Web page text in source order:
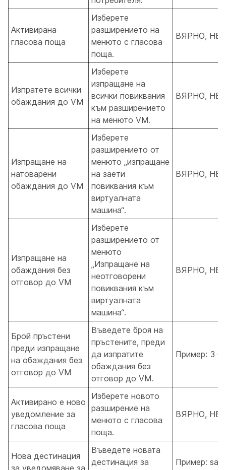
Активирана
гласова поща
Изберете
разширението на
менюто с гласова
поща.
ВЯРНО,
Изпратете всички
обаждания до VM
Изберете
изпращане на
всички повиквания
към разширението
на менюто VM.
ВЯРНО,
Изпращане на
натоварени
обаждания до VM
Изберете
разширението от
менюто „изпращане
на заети
повиквания към
виртуалната
машина“.
ВЯРНО,
Изпращане на
обаждания без
отговор до VM
Изберете
разширението от
менюто
„Изпращане на
неотговорени
повиквания към
виртуалната
машина“.
ВЯРНО,
Брой пръстени
преди изпращане
на обаждания без
отговор до VM
Въведете броя на
пръстените, преди
да изпратите
обаждания без
отговор до VM.
Пример: 3
Активирано е ново
уведомление за
гласова поща
Изберете новото
разширение на
менюто с гласова
поща.
ВЯРНО,
Нова дестинация
за уведомяване за
Въведете новата
дестинация за
Пример: